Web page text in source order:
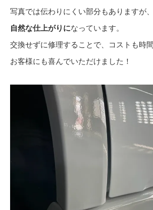
写真では伝わりにくい部分もありますが、
自然な仕上がりになっています。
交換せずに修理することで、コストも時
お客様にも喜んでいただけました！